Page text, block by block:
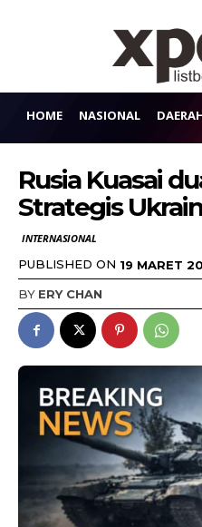
HOME NASIONAL
Rusia Kuasai
Strategis
INTERNASIONAL
PUBLISHED ON 19 MARET
BY ERY CHAN